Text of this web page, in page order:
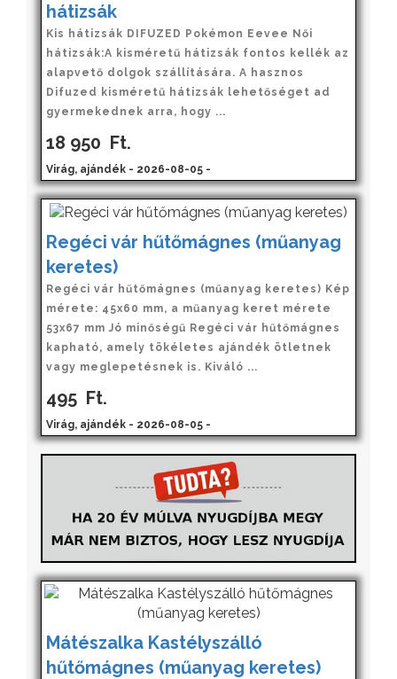
hátizsák
Kis hátizsák DIFUZED Pokémon Eevee Női
hátizsák:A kisméretű hátizsák fontos kellék az
alapvető dolgok szállítására. A hasznos
Difuzed kisméretű hátizsák lehetőséget ad
gyermekednek arra, hogy ...
18 950 Ft.
Virág, ajándék - 2026-08-05 -
Regéci vár hűtőmágnes (műanyag
keretes)
Regéci vár hűtőmágnes (műanyag keretes) Kép
mérete: 45x60 mm, a műanyag keret mérete
53x67 mm Jó minőségű Regéci vár hűtőmágnes
kapható, amely tökéletes ajándék ötletnek
vagy meglepetésnek is. Kiváló ...
495 Ft.
Virág, ajándék - 2026-08-05 -
Mátészalka Kastélyszálló
hűtőmágnes (műanyag keretes)